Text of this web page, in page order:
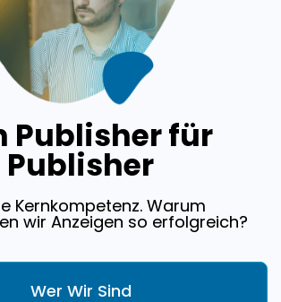
Publisher für
Publisher
Kernkompetenz. Warum
wir Anzeigen so erfolgreich?
Wer Wir Sind